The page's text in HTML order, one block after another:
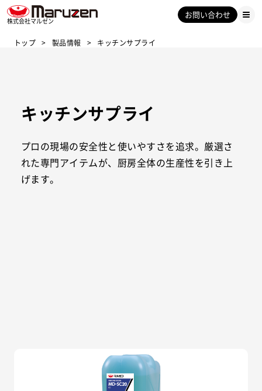
株式会社マルゼン
お問い合わせ
トップ 製品情報 キッチンサプライ
キッチンサプライ
プロの現場の安全性と使いやすさを追求。厳選さ
れた専門アイテムが、厨房全体の生産性を引き上
げます。